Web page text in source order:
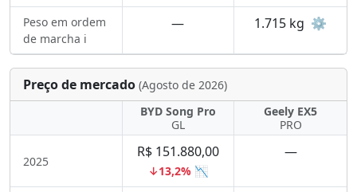
Peso em ordem
de marcha ℹ️
— 1.715 kg ⚙️
Preço de mercado (Agosto de 2026)
BYD Song Pro
GL
Geely EX5
PRO
2025
R$ 151.880,00
↓13,2% 📉
—